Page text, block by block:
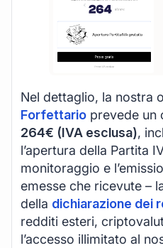
Nel dettaglio, la nostra
Forfettario prevede un
264€ (IVA esclusa),
l’apertura della Partita
monitoraggio e
emesse che ricevute –
della dichiarazione dei
redditi esteri,
l’accesso illimitato al